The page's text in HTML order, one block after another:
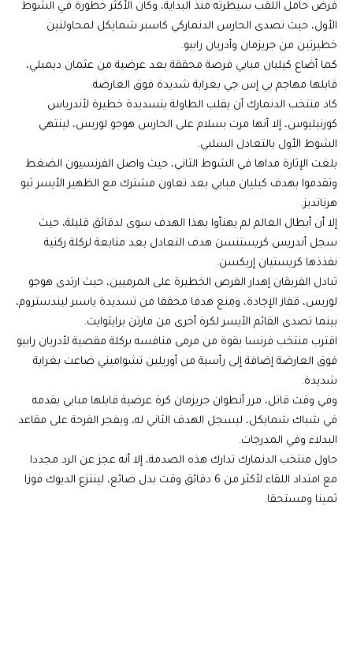
فرض حامل اللقب سيطرته منذ البداية، وكان الأكثر خطورة في الشوط
الأول، حيث تصدى الحارس الدنماركي كاسبر شمايكل لمحاولتين
خطيرتين من جريزمان وأدريان رابيو.
كما أضاع كيليان مبابي فرصة محققة بعد عرضية من عثمان ديمبلي،
قابلها مهاجم بي إس جي بغرابة شديدة فوق العارضة.
كاد منتخب الدنمارك أن يقلب الطاولة بتسديدة خطيرة لأندرياس
كورنيليوس، إلا أنها مرت بسلام على الحارس هوجو لوريس، لينتهي
الشوط الأول بالتعادل السلبي.
بلغت الإثارة مداها في الشوط الثاني، حيث واصل الفرنسيون الضغط
وتقدموا بهدف كيليان مبابي بعد تعاون مشترك مع الظهير الأيسر ثيو
هرنانديز.
إلا أن أبطال العالم لم يهنأوا بهذا الهدف سوى لدقائق قليلة، حيث
سجل أندريس كريستنسن هدف التعادل بعد متابعة لركلة ركنية
نفذذها كريستيان إريكسن.
تبادل الفريقان إهدار الفرص الخطيرة على المرميين، حيث ارتدى هوجو
لوريس، قفاز الإجادة، ومنع هدفا محققا من تسديدة ياسبر ليندستروم،
بينما تصدى القائم الأيسر لكرة أخرى من مارتن برايثوايت.
اقترب منتخب فرنسا بقوة من مرمى منافسه بركلة مقصية لأدريان رابيو
فوق العارضة إضافة إلى رأسية من أوريلين تشواميني ضاعت بغرابة
شديدة.
وفي وقت قاتل، مرر أنطوان جريزمان كرة عرضية قابلها مبابي بقدمه
في شباك شمايكل، ليسجل الهدف الثاني له، ويفجر الفرحة على مقاعد
البدلاء وفي المدرجات.
حاول منتخب الدنمارك تدارك هذه الصدمة، إلا أنه عجز عن الرد مجددا
مع امتداد اللقاء لأكثر من 6 دقائق وقت بدل ضائع، لينتزع الديوك فوزا
ثمينا ومستحقا.